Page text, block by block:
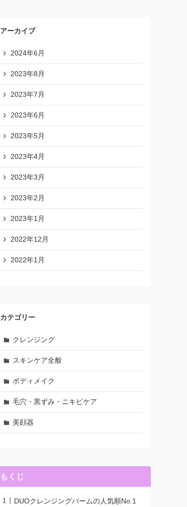
アーカイブ
2024年6月
2023年8月
2023年7月
2023年6月
2023年5月
2023年4月
2023年3月
2023年2月
2023年1月
2022年12月
2022年1月
カテゴリー
クレンジング
スキンケア全般
ボディメイク
毛穴・黒ずみ・ニキビケア
美顔器
もくじ
DUOクレンジングバームの人気順No.1